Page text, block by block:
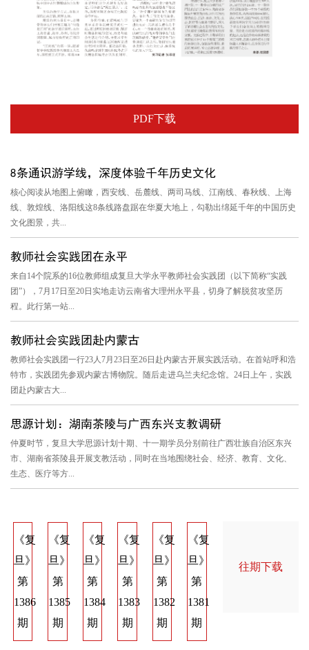
PDF下载
8条通识游学线，深度体验千年历史文化
核心阅读从地图上俯瞰，西安线、岳麓线、两司马线、江南线、春秋线、上海
线、敦煌线、洛阳线这8条线路盘踞在华夏大地上，勾勒出绵延千年的中国历史
文化图景，共...
教师社会实践团在永平
来自14个院系的16位教师组成复旦大学永平教师社会实践团（以下简称“实践
团”），7月17日至20日实地走访云南省大理州永平县，切身了解脱贫攻坚历
程。此行第一站...
教师社会实践团赴内蒙古
教师社会实践团一行23人7月23日至26日赴内蒙古开展实践活动。在首站呼和浩
特市，实践团先参观内蒙古博物院。随后走进乌兰夫纪念馆。24日上午，实践
团赴内蒙古大...
思源计划：湖南茶陵与广西东兴支教调研
仲夏时节，复旦大学思源计划十期、十一期学员分别前往广西壮族自治区东兴
市、湖南省茶陵县开展支教活动，同时在当地围绕社会、经济、教育、文化、
生态、医疗等方...
《复
旦》
第
1386
期
《复
旦》
第
1385
期
《复
旦》
第
1384
期
《复
旦》
第
1383
期
《复
旦》
第
1382
期
《复
旦》
第
1381
期
旦》
往期下载